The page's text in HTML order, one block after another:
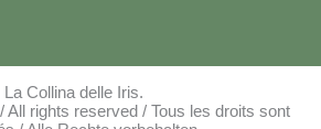
La Collina delle Iris.
All rights reserved / Tous les droits sont